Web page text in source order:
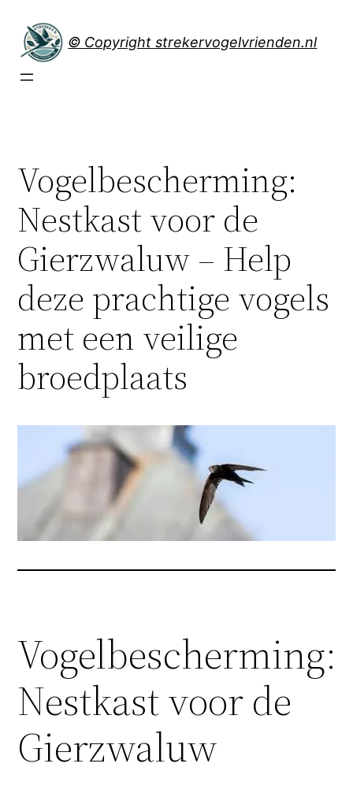
naar
inhoud
© Copyright strekervogelvrienden.nl
Vogelbescherming:
Nestkast voor de
Gierzwaluw – Help
deze prachtige vogels
met een veilige
broedplaats
Vogelbescherming:
Nestkast voor de
Gierzwaluw